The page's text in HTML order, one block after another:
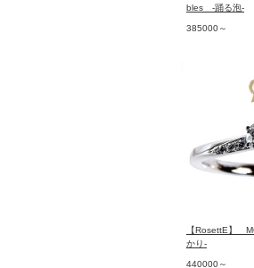
bles -踊る泡-
385000～
【RosettE】
かり-
440000～